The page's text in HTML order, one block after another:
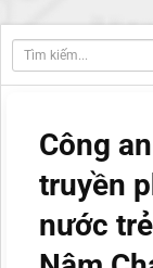
Công
truyền
nước